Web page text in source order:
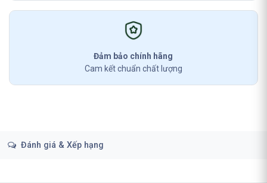
Đảm bảo chính hãng
Cam kết chuẩn chất lượng
Đánh giá & Xếp hạng